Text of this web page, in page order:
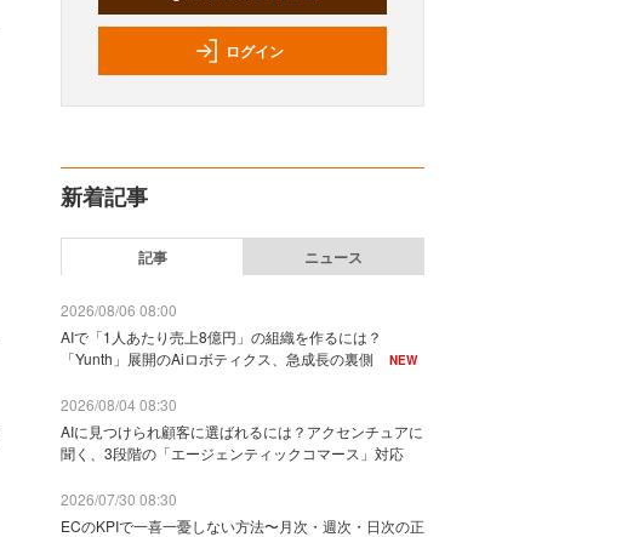
ログイン
新着記事
記事 ニュース
2026/08/06 08:00
AIで「1人あたり売上8億円」の組織を作るには？
「Yunth」展開のAiロボティクス、急成長の裏側
NEW
2026/08/04 08:30
AIに見つけられ顧客に選ばれるには？アクセンチュアに
聞く、3段階の「エージェンティックコマース」対応
2026/07/30 08:30
ECのKPIで一喜一憂しない方法〜月次・週次・日次の正